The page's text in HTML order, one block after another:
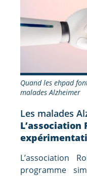
Quand les ehpad
malades Alzheimer
Les malades
L’association
L’association
programme